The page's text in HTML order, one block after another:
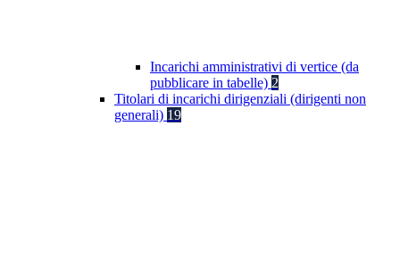
Incarichi amministrativi di vertice (da
pubblicare in tabelle) 2
Titolari di incarichi dirigenziali (dirigenti non
generali) 19